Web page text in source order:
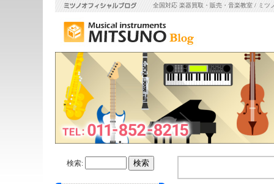
全国対応 楽器買取・販売・音楽教室 / ミツ
検索: